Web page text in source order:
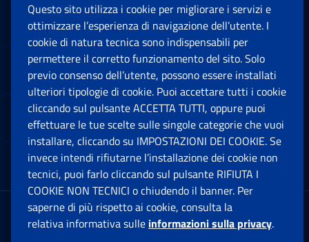
Sedi e Contatti
Software
Note Legali
App mobile
Sede Legale : Via Ciro il Grande, 21
00144 Roma
Questo sito utilizza i cookie per migliorare i servizi e
ottimizzare l’esperienza di navigazione dell’utente. I
cookie di natura tecnica sono indispensabili per
permettere il corretto funzionamento del sito. Solo
previo consenso dell’utente, possono essere installati
ulteriori tipologie di cookie. Puoi accettare tutti i cookie
cliccando sul pulsante ACCETTA TUTTI, oppure puoi
effettuare le tue scelte sulle singole categorie che vuoi
installare, cliccando su IMPOSTAZIONI DEI COOKIE. Se
invece intendi rifiutarne l’installazione dei cookie non
tecnici, puoi farlo cliccando sul pulsante RIFIUTA I
COOKIE NON TECNICI o chiudendo il banner. Per
saperne di più rispetto ai cookie, consulta la
relativa informativa sulle informazioni sulla privacy.